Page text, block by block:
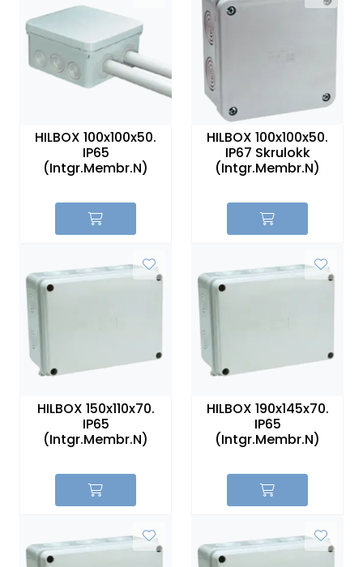
HILBOX 100x100x50.
IP65
(Intgr.Membr.N)
HILBOX 100x100x50.
IP67 Skrulokk
(Intgr.Membr.N)
HILBOX 150x110x70.
IP65
(Intgr.Membr.N)
HILBOX 190x145x70.
IP65
(Intgr.Membr.N)